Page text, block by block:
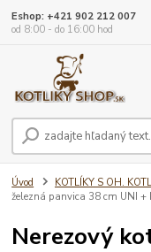
Eshop: +421 902 212 007
od 8:00 - do 16:00 hod
Úvod KOTLÍKY S OH.
železná panvica 38 cm UNI
Nerezový